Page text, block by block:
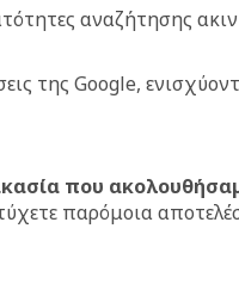
αναζήτησης
της Google,
που
παρόμοια